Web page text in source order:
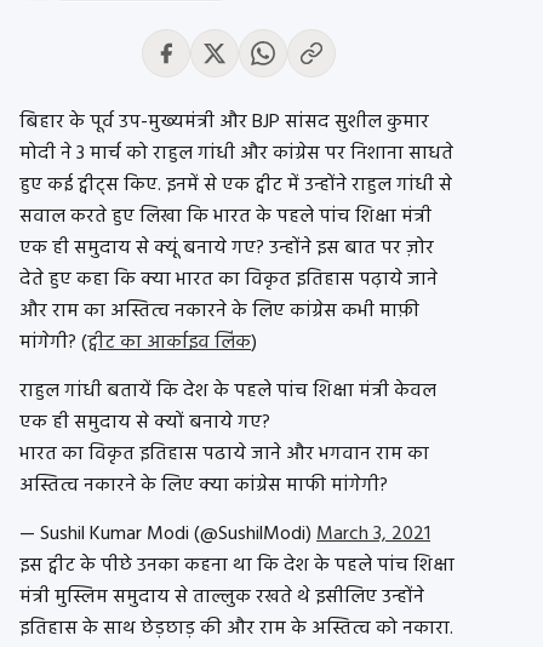
बिहार के पूर्व उप-मुख्यमंत्री और BJP सांसद सुशील कुमार
मोदी ने 3 मार्च को राहुल गांधी और कांग्रेस पर निशाना साधते
हुए कई ट्वीट्स किए. इनमें से एक ट्वीट में उन्होंने राहुल गांधी से
सवाल करते हुए लिखा कि भारत के पहले पांच शिक्षा मंत्री
एक ही समुदाय से क्यूं बनाये गए? उन्होंने इस बात पर ज़ोर
देते हुए कहा कि क्या भारत का विकृत इतिहास पढ़ाये जाने
और राम का अस्तित्व नकारने के लिए कांग्रेस कभी माफ़ी
मांगेगी? (ट्वीट का आर्काइव लिंक)
राहुल गांधी बतायें कि देश के पहले पांच शिक्षा मंत्री केवल
एक ही समुदाय से क्यों बनाये गए?
भारत का विकृत इतिहास पढाये जाने और भगवान राम का
अस्तित्व नकारने के लिए क्या कांग्रेस माफी मांगेगी?
— Sushil Kumar Modi (@SushilModi)March 3, 2021
इस ट्वीट के पीछे उनका कहना था कि देश के पहले पांच शिक्षा
मंत्री मुस्लिम समुदाय से ताल्लुक रखते थे इसीलिए उन्होंने
इतिहास के साथ छेड़छाड़ की और राम के अस्तित्व को नकारा.